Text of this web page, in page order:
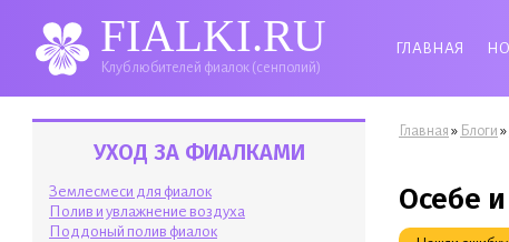
FIALKI.RU
Клуб любителей фиалок (сенполий)
ГЛАВНАЯ
УХОД ЗА ФИАЛКАМИ
Землесмеси для фиалок
Полив и увлажнение воздуха
Поддоный полив фиалок
Вы здесь
Главная » Блоги »
Осебе